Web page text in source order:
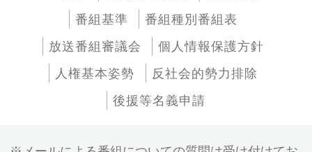
番組基準
番組種別番組表
放送番組審議会
個人情報保護方針
人権基本姿勢
反社会的勢力排除
後援等名義申請